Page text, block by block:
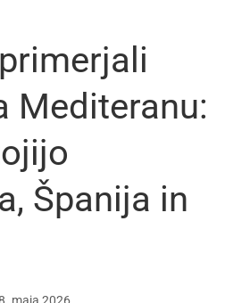
Mediteranu:
Španija in